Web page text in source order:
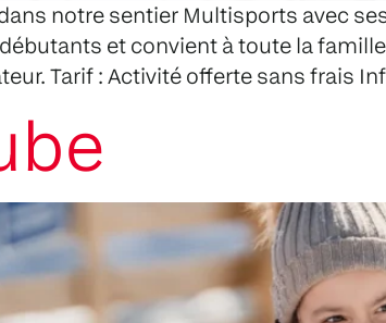
notre sentier Multisports avec
et convient à toute la
Tarif : Activité offerte sans frais